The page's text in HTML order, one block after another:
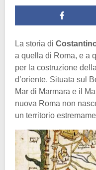
La storia di
a quella di Roma, e a
per la costruzione
d’oriente. Situata sul
Mar di Marmara e il
nuova Roma non
un territorio